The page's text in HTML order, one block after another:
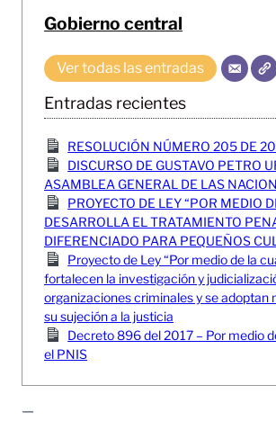
Gobierno central
Ver todas las entradas
Entradas recientes
RESOLUCIÓN NÚMERO 205 DE
DISCURSO DE GUSTAVO PETRO
ASAMBLEA GENERAL DE LAS
PROYECTO DE LEY “POR MEDIO
DESARROLLA EL TRATAMIENTO
DIFERENCIADO PARA PEQUEÑOS
Proyecto de Ley “Por medio de la
fortalecen la investigación y
organizaciones criminales y se adoptan
su sujeción a la justicia
Decreto 896 del 2017 – Por medio
el PNIS
—